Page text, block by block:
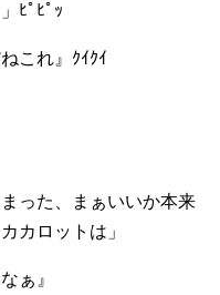
ﾋﾟﾋﾟｯ
これ』ｸｲｸｲ
った、まぁいいか本来
カロットは」
ぁ』